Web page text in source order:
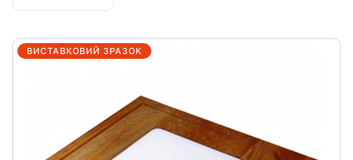
ВИСТАВКОВИЙ ЗРАЗОК